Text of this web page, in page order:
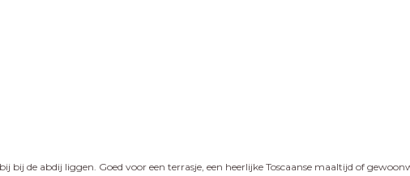
bij de abdij liggen. Goed voor een terrasje, een heerlijke Toscaanse maaltijd of